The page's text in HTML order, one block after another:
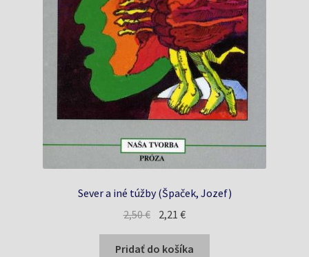
Sever a iné túžby (Špaček, Jozef)
2,50€ Pôvodná
bola:
2,21€Aktuálna
je:
Pridať do košíka